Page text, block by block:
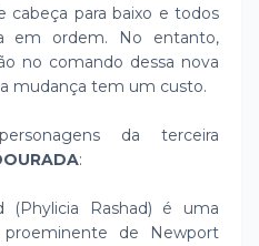
cabeça para baixo e todos
em ordem. No entanto,
no comando dessa nova
mudança tem um custo.
da terceira
:
(Phylicia Rashad) é uma
de Newport